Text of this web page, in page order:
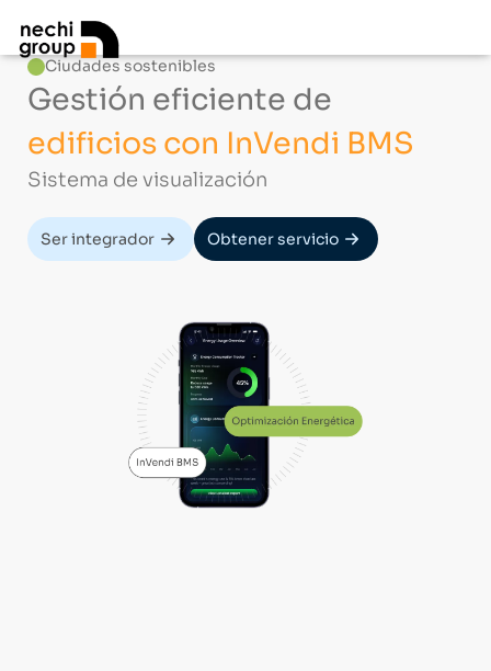
Ciudades sostenibles
Gestión eficiente de
edificios con InVendi BMS
Sistema de visualización
Ser integrador Obtener servicio